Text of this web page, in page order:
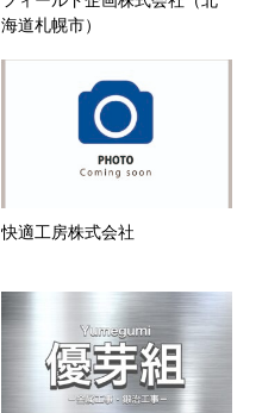
海道札幌市）
快適工房株式会社